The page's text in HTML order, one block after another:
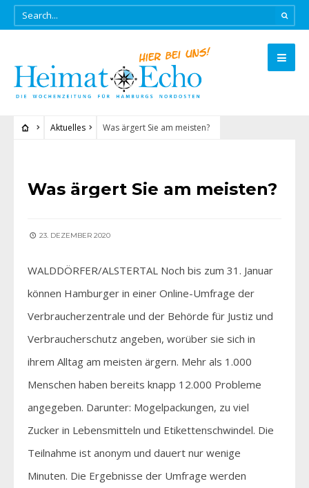
Aktuelles Was ärgert Sie am meisten?
Was ärgert Sie am meisten?
23. DEZEMBER 2020
WALDDÖRFER/ALSTERTAL Noch bis zum 31. Januar
können Hamburger in einer Online-Umfrage der
Verbraucherzentrale und der Behörde für Justiz und
Verbraucherschutz angeben, worüber sie sich in
ihrem Alltag am meisten ärgern. Mehr als 1.000
Menschen haben bereits knapp 12.000 Probleme
angegeben. Darunter: Mogelpackungen, zu viel
Zucker in Lebensmitteln und Etikettenschwindel. Die
Teilnahme ist anonym und dauert nur wenige
Minuten. Die Ergebnisse der Umfrage werden